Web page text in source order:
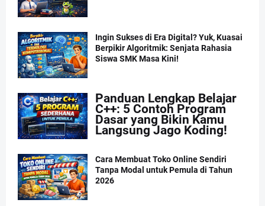
Ingin Sukses di Era Digital? Yuk, Kuasai
Berpikir Algoritmik: Senjata Rahasia
Siswa SMK Masa Kini!
Panduan Lengkap Belajar
C++: 5 Contoh Program
Dasar yang Bikin Kamu
Langsung Jago Koding!
Cara Membuat Toko Online Sendiri
Tanpa Modal untuk Pemula di Tahun
2026